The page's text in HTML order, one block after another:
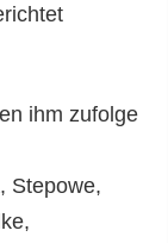
ihm zufolge
Stepowe,